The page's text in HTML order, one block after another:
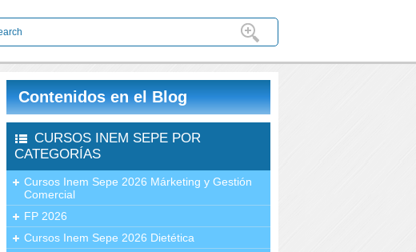
Contenidos en el Blog
CURSOS INEM SEPE POR
CATEGORÍAS
Cursos Inem Sepe 2026 Márketing y Gestión
Comercial
FP 2026
Cursos Inem Sepe 2026 Dietética